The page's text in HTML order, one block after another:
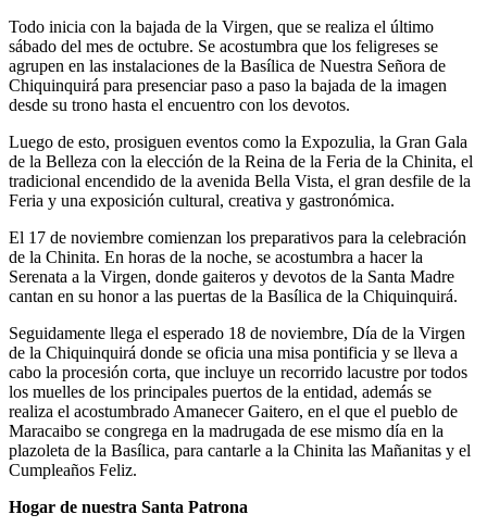
Todo inicia con la bajada de la Virgen, que se realiza el último
sábado del mes de octubre. Se acostumbra que los feligreses se
agrupen en las instalaciones de la Basílica de Nuestra Señora de
Chiquinquirá para presenciar paso a paso la bajada de la imagen
desde su trono hasta el encuentro con los devotos.
Luego de esto, prosiguen eventos como la Expozulia, la Gran Gala
de la Belleza con la elección de la Reina de la Feria de la Chinita, el
tradicional encendido de la avenida Bella Vista, el gran desfile de la
Feria y una exposición cultural, creativa y gastronómica.
El 17 de noviembre comienzan los preparativos para la celebración
de la Chinita. En horas de la noche, se acostumbra a hacer la
Serenata a la Virgen, donde gaiteros y devotos de la Santa Madre
cantan en su honor a las puertas de la Basílica de la Chiquinquirá.
Seguidamente llega el esperado 18 de noviembre, Día de la Virgen
de la Chiquinquirá donde se oficia una misa pontificia y se lleva a
cabo la procesión corta, que incluye un recorrido lacustre por todos
los muelles de los principales puertos de la entidad, además se
realiza el acostumbrado Amanecer Gaitero, en el que el pueblo de
Maracaibo se congrega en la madrugada de ese mismo día en la
plazoleta de la Basílica, para cantarle a la Chinita las Mañanitas y el
Cumpleaños Feliz.
Hogar de nuestra Santa Patrona